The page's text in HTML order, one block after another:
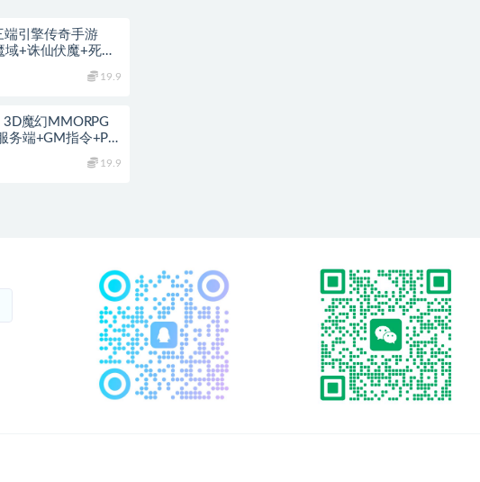
引擎传奇手游
+诛仙伏魔+死亡
19.9
魔幻MMORPG
务端+GM指令+PC
19.9